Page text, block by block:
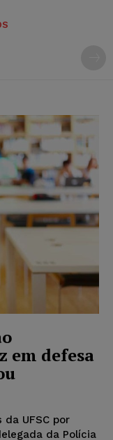
em defesa
da UFSC por
da Polícia